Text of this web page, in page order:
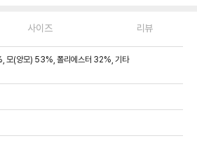
사이즈 리뷰
모(양모) 53%, 폴리에스터 32%, 기타